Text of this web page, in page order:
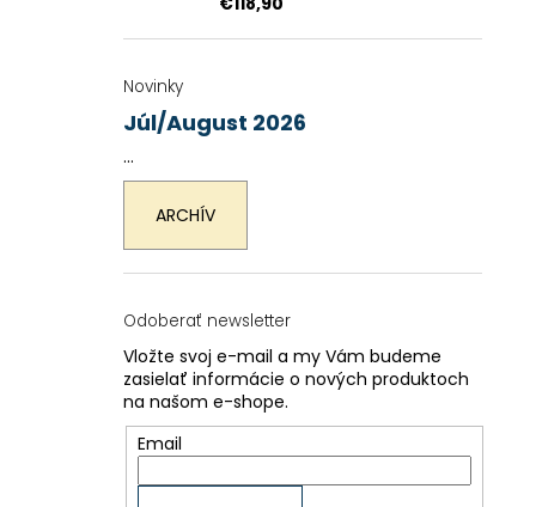
Novinky
Júl/August 2026
...
ARCHÍV
Odoberať newsletter
Vložte svoj e-mail a my Vám budeme
zasielať informácie o nových produktoch
na našom e-shope.
Email